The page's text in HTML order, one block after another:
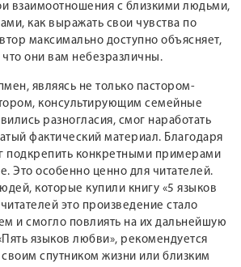
взаимоотношения с близкими людьми,
как выражать свои чувства по
максимально доступно объясняет,
что они вам небезразличны.
являясь не только пастором-
консультирующим семейные
разногласия, смог наработать
фактический материал. Благодаря
подкрепить конкретными примерами
Это особенно ценно для читателей.
которые купили книгу «5 языков
это произведение стало
и смогло повлиять на их дальнейшую
языков любви», рекомендуется
своим спутником жизни или близким